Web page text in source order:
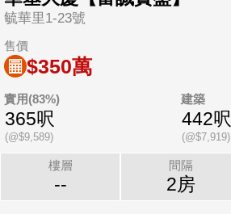
毓華里1-23號
售價
$350萬
實用(83%)
365呎
(@$9,589)
建築
442呎
(@$7,919)
樓層
--
間隔
2房